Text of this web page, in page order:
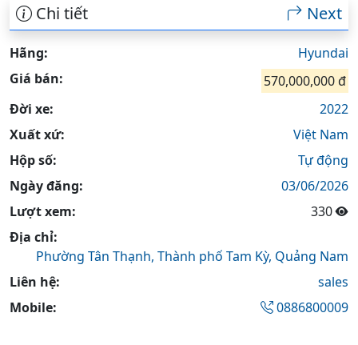
Chi tiết Next
Hãng:
Hyundai
Giá bán:
570,000,000 đ
Đời xe:
2022
Xuất xứ:
Việt Nam
Hộp số:
Tự động
Ngày đăng:
03/06/2026
Lượt xem:
330
Địa chỉ:
Phường Tân Thạnh, Thành phố Tam Kỳ, Quảng Nam
Liên hệ:
sales
Mobile:
0886800009